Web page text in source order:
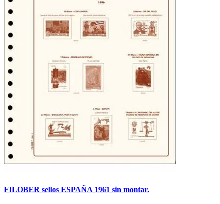
FILOBER sellos ESPAÑA 1961 sin montar.